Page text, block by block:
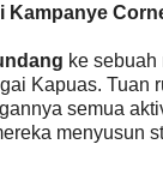
Kampanye
ke sebuah
Kapuas. Tuan
semua
menyusun